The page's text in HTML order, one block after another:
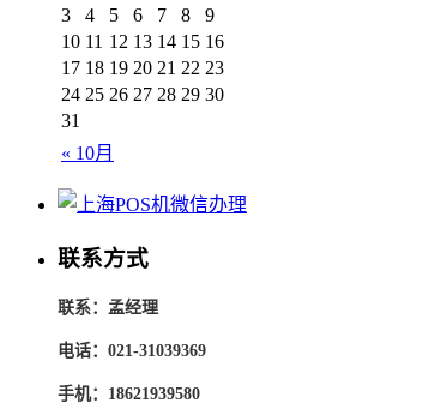
« 10月
3
4 5 6 7 8
9
10 11 12 13 14 15 16
17 18 19 20 21 22 23
24 25 26 27 28 29 30
31
联系方式
联系：孟经理
电话：021-31039369
手机：18621939580